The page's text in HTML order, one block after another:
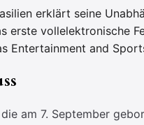
erklärt seine
erste vollelektronische
Entertainment and
die am 7. September